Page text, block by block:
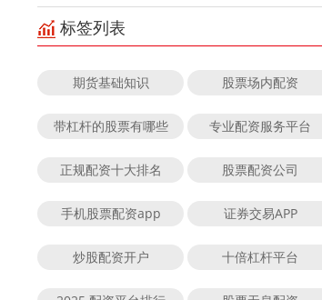
标签列表
期货基础知识 股票场内配资
带杠杆的股票有哪些 专业配资服务平台
正规配资十大排名 股票配资公司
手机股票配资app 证券交易APP
炒股配资开户 十倍杠杆平台